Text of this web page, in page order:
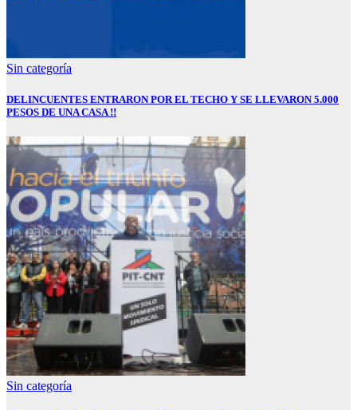
Sin categoría
DELINCUENTES ENTRARON POR EL TECHO Y SE LLEVARON 5.000
PESOS DE UNA CASA !!
Sin categoría